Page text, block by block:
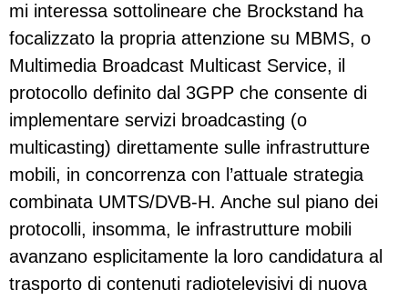
mi interessa sottolineare che Brockstand ha
focalizzato la propria attenzione su MBMS, o
Multimedia Broadcast Multicast Service, il
protocollo definito dal 3GPP che consente di
implementare servizi broadcasting (o
multicasting) direttamente sulle infrastrutture
mobili, in concorrenza con l’attuale strategia
combinata UMTS/DVB-H. Anche sul piano dei
protocolli, insomma, le infrastrutture mobili
avanzano esplicitamente la loro candidatura al
trasporto di contenuti radiotelevisivi di nuova